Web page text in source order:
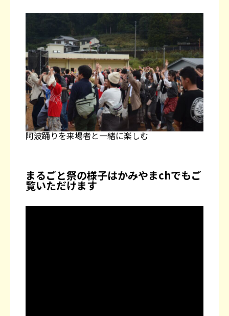
阿波踊りを来場者と一緒に楽しむ
まるごと祭の様子はかみやまchでもご
覧いただけます